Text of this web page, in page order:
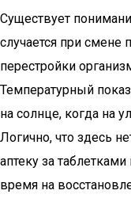
Существует
случается при смене
перестройки
Температурный
на солнце, когда на
Логично, что здесь
аптеку за
время на